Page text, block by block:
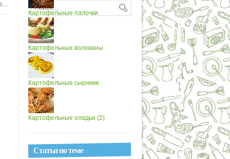
Картофельные палочки
Картофельные волованы
Картофельные сырники
Картофельные оладьи (2)
Статьи по теме